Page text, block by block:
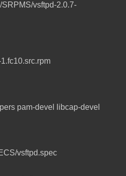
vsftpd-2.0.7-
pam-devel libcap-devel
vsftpd.spec